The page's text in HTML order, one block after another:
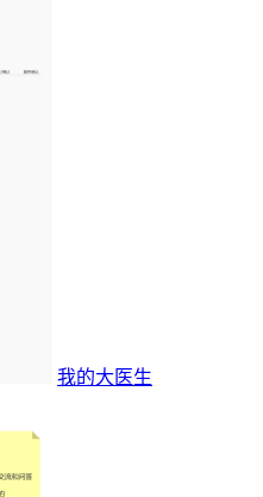
我的大医生